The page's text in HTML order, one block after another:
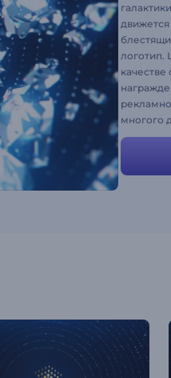
движется
логотип.
многого